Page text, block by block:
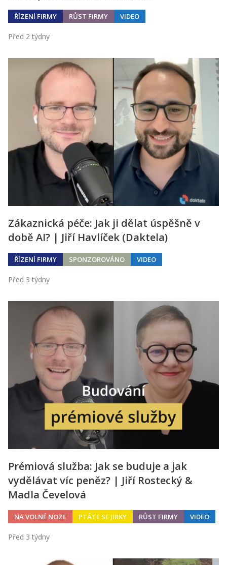
ŘÍZENÍ FIRMY RŮST FIRMY VIDEO
Před 2 týdny
Zákaznická péče: Jak ji dělat úspěšně v
době AI? | Jiří Havlíček (Daktela)
ŘÍZENÍ FIRMY SPONZOROVÁNO VIDEO
Před 3 týdny
Prémiová služba: Jak se buduje a jak
vydělávat víc peněz? | Jiří Rostecký &
Madla Čevelová
NA VOLNÉ NOZE PTÁTE SE JIRKY RŮST FIRMY VIDEO
Před 3 týdny